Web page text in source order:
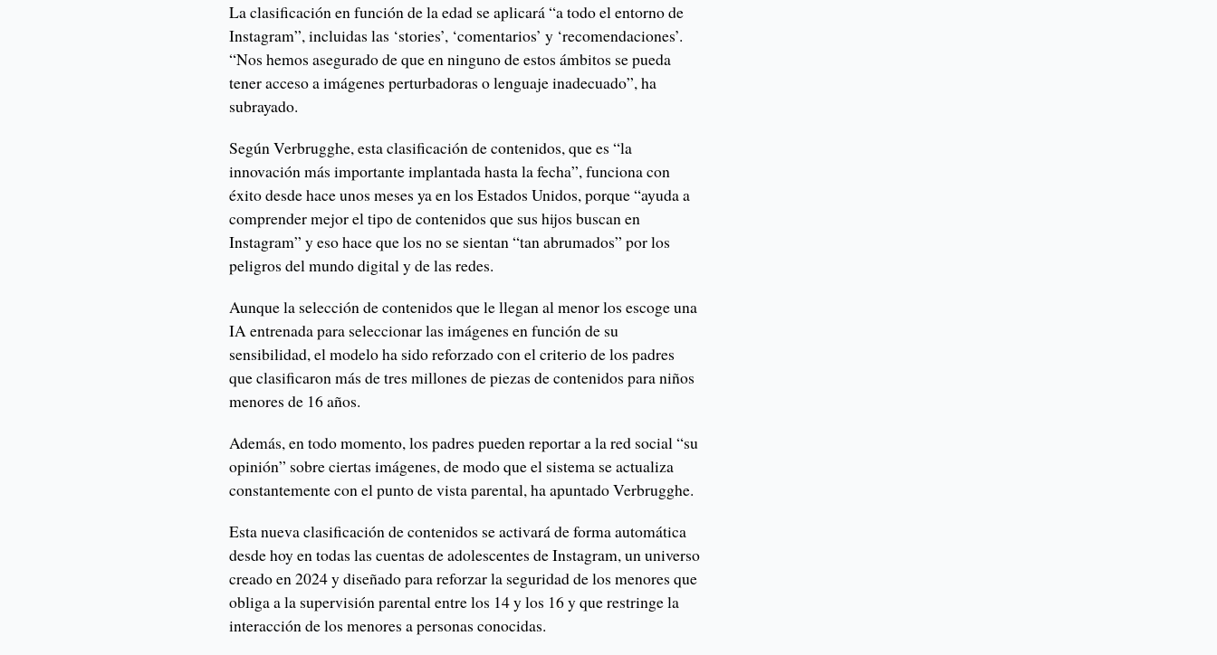
La clasificación en función de la edad se aplicará “a todo el entorno de
Instagram”, incluidas las ‘stories’, ‘comentarios’ y ‘recomendaciones’.
“Nos hemos asegurado de que en ninguno de estos ámbitos se pueda
tener acceso a imágenes perturbadoras o lenguaje inadecuado”, ha
subrayado.
Según Verbrugghe, esta clasificación de contenidos, que es “la
innovación más importante implantada hasta la fecha”, funciona con
éxito desde hace unos meses ya en los Estados Unidos, porque “ayuda a
comprender mejor el tipo de contenidos que sus hijos buscan en
Instagram” y eso hace que los no se sientan “tan abrumados” por los
peligros del mundo digital y de las redes.
Aunque la selección de contenidos que le llegan al menor los escoge una
IA entrenada para seleccionar las imágenes en función de su
sensibilidad, el modelo ha sido reforzado con el criterio de los padres
que clasificaron más de tres millones de piezas de contenidos para niños
menores de 16 años.
Además, en todo momento, los padres pueden reportar a la red social “su
opinión” sobre ciertas imágenes, de modo que el sistema se actualiza
constantemente con el punto de vista parental, ha apuntado Verbrugghe.
Esta nueva clasificación de contenidos se activará de forma automática
desde hoy en todas las cuentas de adolescentes de Instagram, un universo
creado en 2024 y diseñado para reforzar la seguridad de los menores que
obliga a la supervisión parental entre los 14 y los 16 y que restringe la
interacción de los menores a personas conocidas.